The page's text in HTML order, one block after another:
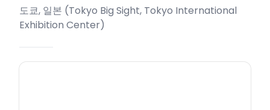
도쿄, 일본 (Tokyo Big Sight, Tokyo International
Exhibition Center)